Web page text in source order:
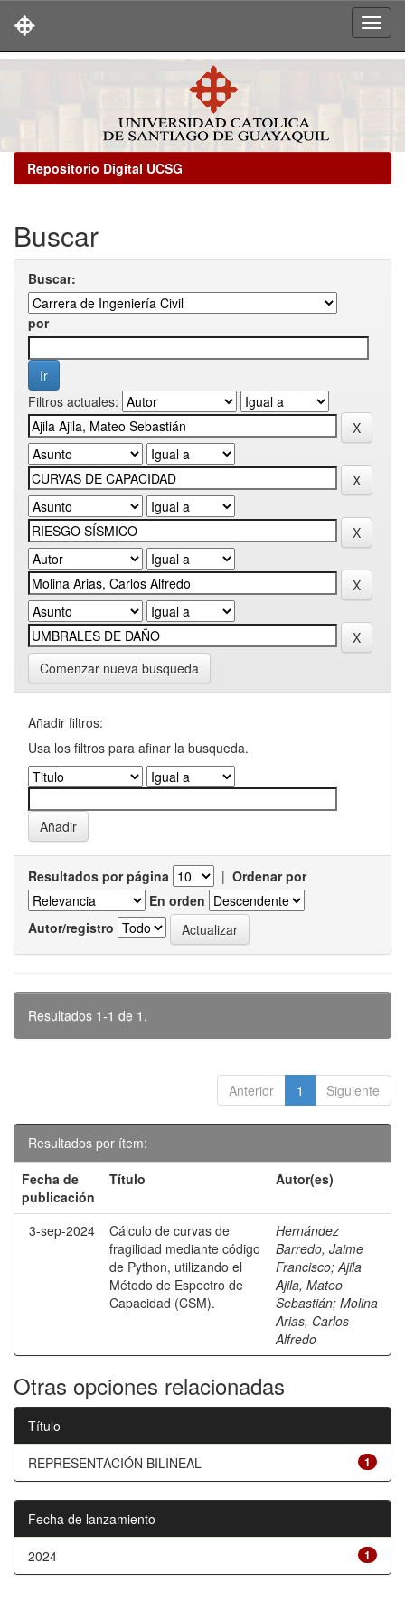
Repositorio Digital UCSG
Buscar
Buscar:
por
Filtros actuales:
Comenzar nueva busqueda
Añadir filtros:
Usa los filtros para afinar la busqueda.
Resultados por página | Ordenar por
En orden
Autor/registro
Resultados 1-1 de 1.
Anterior 1 Siguiente
Resultados por ítem:
Fecha de
publicación
Título Autor(es)
3-sep-2024
Cálculo de curvas de
fragilidad mediante código
de Python, utilizando el
Método de Espectro de
Capacidad (CSM).
Hernández
Barredo, Jaime
Francisco;Ajila
Ajila, Mateo
Sebastián; Molina
Arias, Carlos
Alfredo
Otras opciones relacionadas
Título
1
REPRESENTACIÓN BILINEAL
Fecha de lanzamiento
1
2024